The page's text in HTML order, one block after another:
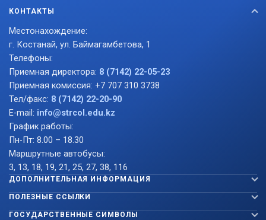
КОНТАКТЫ
Местонахождение:
г. Костанай, ул. Баймагамбетова, 1
Телефоны:
Приемная директора: 8 (7142) 22-05-23
Приемная комиссия: +7 707 310 3738
Тел/факс: 8 (7142) 22-20-90
E-mail: info@strcol.edu.kz
График работы:
Пн-Пт: 8.00 – 18.30
Маршрутные автобусы:
3, 13, 18, 19, 21, 25, 27, 38, 116
ДОПОЛНИТЕЛЬНАЯ ИНФОРМАЦИЯ
ПОЛЕЗНЫЕ ССЫЛКИ
ГОСУДАРСТВЕННЫЕ СИМВОЛЫ